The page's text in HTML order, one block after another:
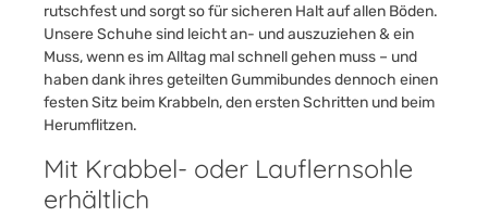
rutschfest und sorgt so für sicheren Halt auf allen Böden.
Unsere Schuhe sind leicht an- und auszuziehen & ein
Muss, wenn es im Alltag mal schnell gehen muss – und
haben dank ihres geteilten Gummibundes dennoch einen
festen Sitz beim Krabbeln, den ersten Schritten und beim
Herumflitzen.
Mit Krabbel- oder Lauflernsohle
erhältlich